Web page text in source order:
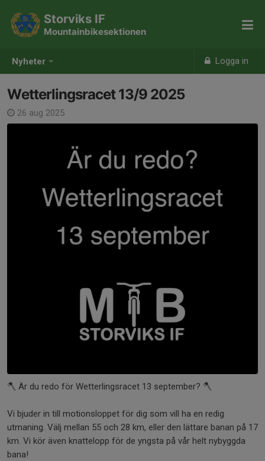
Nyheter Logga in
Storviks IF
Mountainbikesektionen
Wetterlingsracet 13/9 2025
26 aug 2025
🪓 Är du redo för Wetterlingsracet 13 september? 🪓
Vi bjuder in till motionsloppet för dig som vill ha en redig
utmaning. Välj mellan 55 och 28 km, eller den lättare banan på 17
km. Vi kör även knattelopp för de yngsta på vår helt nybyggda
bana!